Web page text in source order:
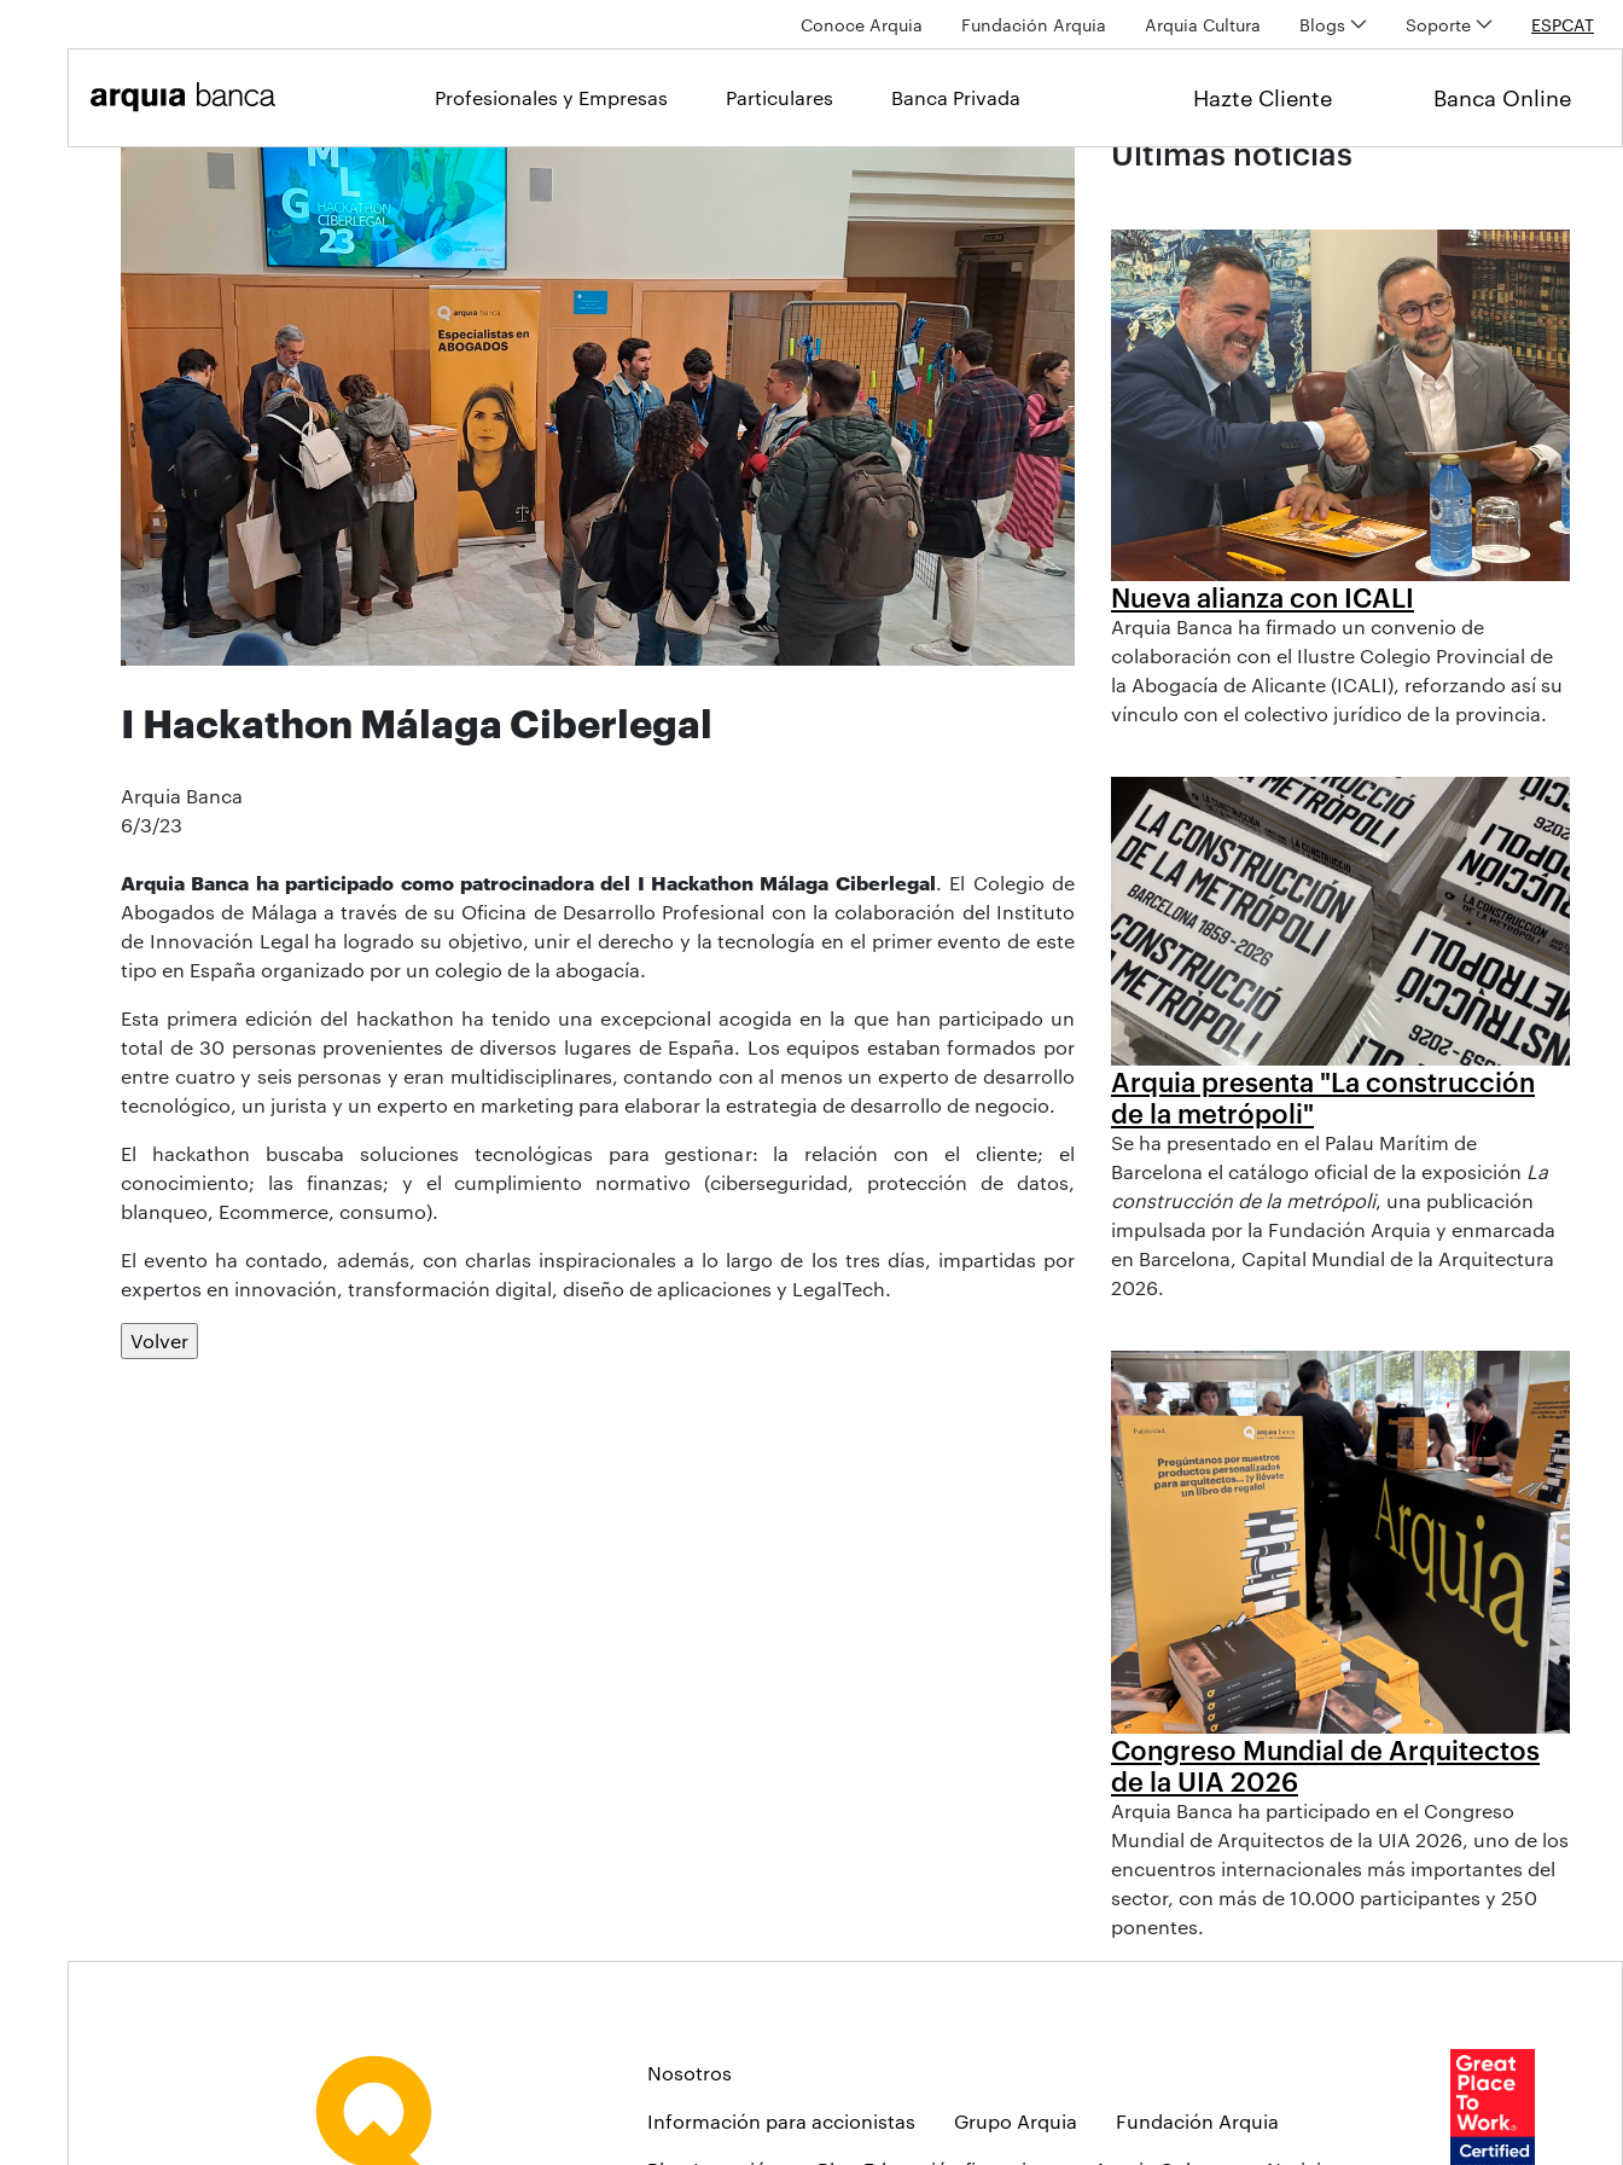
Conoce Arquia Fundación Arquia Arquia Cultura Blogs Soporte ESPCAT
Profesionales y Empresas Particulares Banca Privada Hazte Cliente Banca Online
I Hackathon Málaga Ciberlegal
Arquia Banca
6/3/23
Arquia Banca ha participado como patrocinadora del I Hackathon Málaga Ciberlegal. El Colegio de
Abogados de Málaga a través de su Oficina de Desarrollo Profesional con la colaboración del Instituto
de Innovación Legal ha logrado su objetivo, unir el derecho y la tecnología en el primer evento de este
tipo en España organizado por un colegio de la abogacía.
Esta primera edición del hackathon ha tenido una excepcional acogida en la que han participado un
total de 30 personas provenientes de diversos lugares de España. Los equipos estaban formados por
entre cuatro y seis personas y eran multidisciplinares, contando con al menos un experto de desarrollo
tecnológico, un jurista y un experto en marketing para elaborar la estrategia de desarrollo de negocio.
El hackathon buscaba soluciones tecnológicas para gestionar: la relación con el cliente; el
conocimiento; las finanzas; y el cumplimiento normativo (ciberseguridad, protección de datos,
blanqueo, Ecommerce, consumo).
El evento ha contado, además, con charlas inspiracionales a lo largo de los tres días, impartidas por
expertos en innovación, transformación digital, diseño de aplicaciones y LegalTech.
Volver
Últimas noticias
Nueva alianza con ICALI
Arquia Banca ha firmado un convenio de
colaboración con el Ilustre Colegio Provincial de
la Abogacía de Alicante (ICALI), reforzando así su
vínculo con el colectivo jurídico de la provincia.
Arquia presenta "La construcción
de la metrópoli"
Se ha presentado en el Palau Marítim de
Barcelona el catálogo oficial de la exposición La
construcción de la metrópoli, una publicación
impulsada por la Fundación Arquia y enmarcada
en Barcelona, Capital Mundial de la Arquitectura
2026.
Congreso Mundial de Arquitectos
de la UIA 2026
Arquia Banca ha participado en el Congreso
Mundial de Arquitectos de la UIA 2026, uno de los
encuentros internacionales más importantes del
sector, con más de 10.000 participantes y 250
ponentes.
Nosotros
Información para accionistas Grupo Arquia Fundación Arquia